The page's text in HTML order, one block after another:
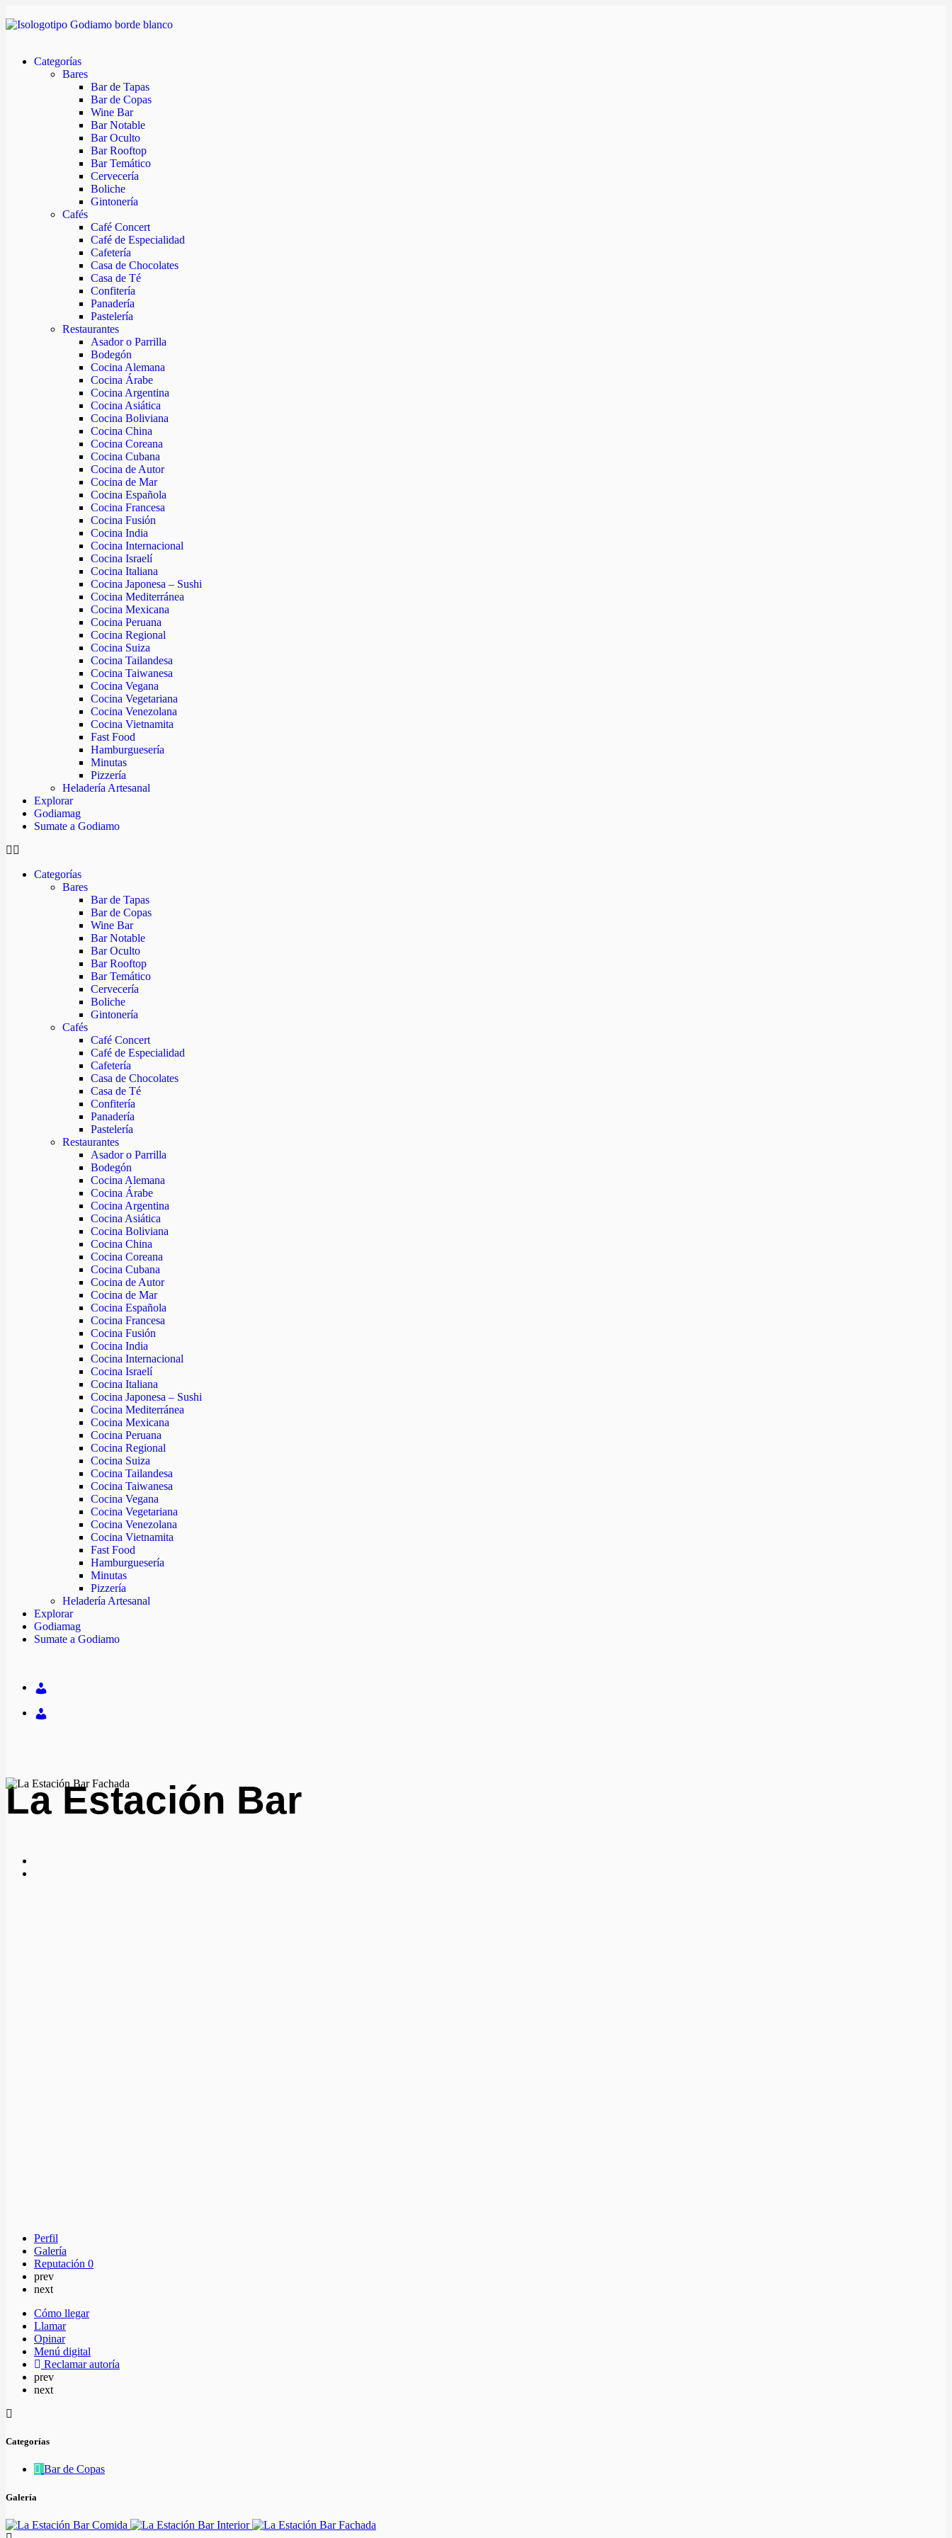
Categorías
Bares
Bar de Tapas
Bar de Copas
Wine Bar
Bar Notable
Bar Oculto
Bar Rooftop
Bar Temático
Cervecería
Boliche
Gintonería
Cafés
Café Concert
Café de Especialidad
Cafetería
Casa de Chocolates
Casa de Té
Confitería
Panadería
Pastelería
Restaurantes
Asador o Parrilla
Bodegón
Cocina Alemana
Cocina Árabe
Cocina Argentina
Cocina Asiática
Cocina Boliviana
Cocina China
Cocina Coreana
Cocina Cubana
Cocina de Autor
Cocina de Mar
Cocina Española
Cocina Francesa
Cocina Fusión
Cocina India
Cocina Internacional
Cocina Israelí
Cocina Italiana
Cocina Japonesa – Sushi
Cocina Mediterránea
Cocina Mexicana
Cocina Peruana
Cocina Regional
Cocina Suiza
Cocina Tailandesa
Cocina Taiwanesa
Cocina Vegana
Cocina Vegetariana
Cocina Venezolana
Cocina Vietnamita
Fast Food
Hamburguesería
Minutas
Pizzería
Heladería Artesanal
Explorar
Godiamag
Sumate a Godiamo
Categorías
Bares
Bar de Tapas
Bar de Copas
Wine Bar
Bar Notable
Bar Oculto
Bar Rooftop
Bar Temático
Cervecería
Boliche
Gintonería
Cafés
Café Concert
Café de Especialidad
Cafetería
Casa de Chocolates
Casa de Té
Confitería
Panadería
Pastelería
Restaurantes
Asador o Parrilla
Bodegón
Cocina Alemana
Cocina Árabe
Cocina Argentina
Cocina Asiática
Cocina Boliviana
Cocina China
Cocina Coreana
Cocina Cubana
Cocina de Autor
Cocina de Mar
Cocina Española
Cocina Francesa
Cocina Fusión
Cocina India
Cocina Internacional
Cocina Israelí
Cocina Italiana
Cocina Japonesa – Sushi
Cocina Mediterránea
Cocina Mexicana
Cocina Peruana
Cocina Regional
Cocina Suiza
Cocina Tailandesa
Cocina Taiwanesa
Cocina Vegana
Cocina Vegetariana
Cocina Venezolana
Cocina Vietnamita
Fast Food
Hamburguesería
Minutas
Pizzería
Heladería Artesanal
Explorar
Godiamag
Sumate a Godiamo
La Estación Bar
Perfil
Galería
Reputación 0
prev
next
Cómo llegar
Llamar
Opinar
Menú digital
Reclamar autoría
prev
next
Categorías
Bar de Copas
Galería